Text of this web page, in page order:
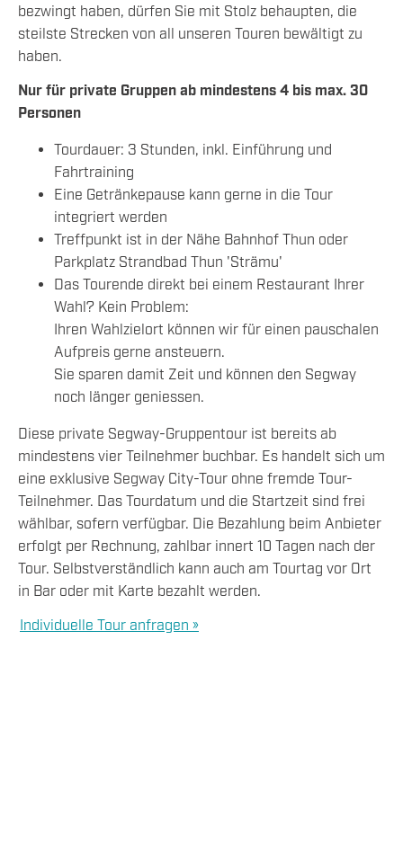
bezwingt haben, dürfen Sie mit Stolz behaupten, die
steilste Strecken von all unseren Touren bewältigt zu
haben.
Nur für private Gruppen ab mindestens 4 bis max. 30
Personen
Tourdauer: 3 Stunden, inkl. Einführung und
Fahrtraining
Eine Getränkepause kann gerne in die Tour
integriert werden
Treffpunkt ist in der Nähe Bahnhof Thun oder
Parkplatz Strandbad Thun 'Strämu'
Das Tourende direkt bei einem Restaurant Ihrer
Wahl? Kein Problem:
Ihren Wahlzielort können wir für einen pauschalen
Aufpreis gerne ansteuern.
Sie sparen damit Zeit und können den Segway
noch länger geniessen.
Diese private Segway-Gruppentour ist bereits ab
mindestens vier Teilnehmer buchbar. Es handelt sich um
eine exklusive Segway City-Tour ohne fremde Tour-
Teilnehmer. Das Tourdatum und die Startzeit sind frei
wählbar, sofern verfügbar. Die Bezahlung beim Anbieter
erfolgt per Rechnung, zahlbar innert 10 Tagen nach der
Tour. Selbstverständlich kann auch am Tourtag vor Ort
in Bar oder mit Karte bezahlt werden.
Individuelle Tour anfragen »